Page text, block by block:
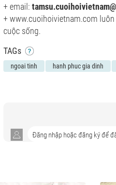
+ email:
+ www.cuoihoivietnam.com
cuộc sống.
TAGs
ngoai tinh hanh phuc gia dinh